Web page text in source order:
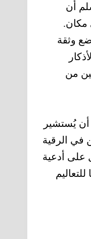
أن
مكان.
وثقة
من
يُستشير
في الرقية
على أدعية